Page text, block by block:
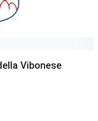
Vibonese